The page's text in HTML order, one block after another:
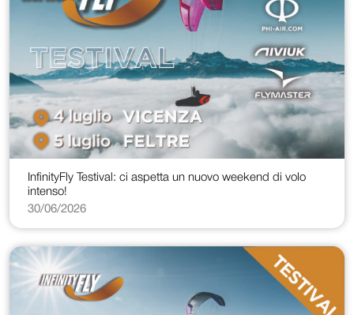
InfinityFly Testival: ci aspetta un nuovo weekend di volo
intenso!
30/06/2026